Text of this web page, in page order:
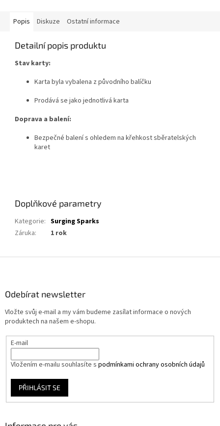
Popis Diskuze Ostatní informace
Detailní popis produktu
Stav karty:
Karta byla vybalena z původního balíčku
Prodává se jako jednotlivá karta
Doprava a balení:
Bezpečné balení s ohledem na křehkost sběratelských
karet
Doplňkové parametry
Kategorie: Surging Sparks
Záruka: 1 rok
Odebírat newsletter
Vložte svůj e-mail a my vám budeme zasílat informace o nových
produktech na našem e-shopu.
E-mail
Vložením e-mailu souhlasíte s podmínkami ochrany osobních údajů
PŘIHLÁSIT SE